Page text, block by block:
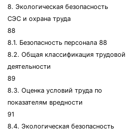
8. Экологическая безопасность
СЭС и охрана труда
88
8.1. Безопасность персонала 88
8.2. Общая классификация трудовой
деятельности
89
8.3. Оценка условий труда по
показателям вредности
91
8.4. Экологическая безопасность